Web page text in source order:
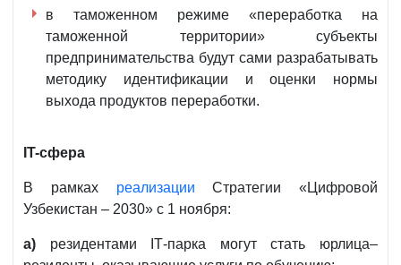
в таможенном режиме «переработка на
таможенной территории» субъекты
предпринимательства будут сами разрабатывать
методику идентификации и оценки нормы
выхода продуктов переработки.
IT-cфера
В рамках реализации Стратегии «Цифровой
Узбекистан – 2030» с 1 ноября:
а) резидентами IТ-парка могут стать юрлица–